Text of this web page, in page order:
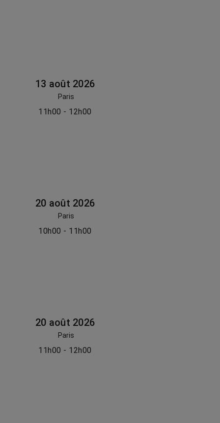
13 août 2026
Paris
11h00 - 12h00
20 août 2026
Paris
10h00 - 11h00
20 août 2026
Paris
11h00 - 12h00